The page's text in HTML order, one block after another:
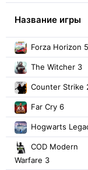
Название игры
Forza Horizon 5
The Witcher 3
Counter Strike
Far Cry 6
Hogwarts
COD Modern
Warfare 3